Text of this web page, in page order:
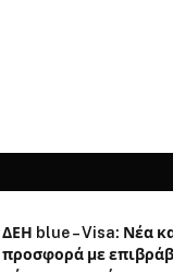
ΔΕΗ blue – Visa: Νέα
προσφορά με